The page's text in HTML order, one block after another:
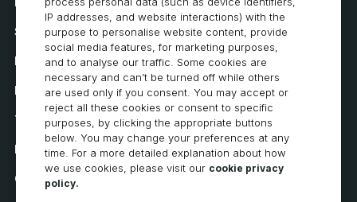
Systemkrav
Integritet
Integritetspolicy
Tillgänglighetsutlåtande
Policy för cookies
Cookie Preferences
IP addresses, and website interactions) with the
purpose to personalise website content, provide
social media features, for marketing purposes,
and to analyse our traffic. Some cookies are
necessary and can’t be turned off while others
are used only if you consent. You may accept or
reject all these cookies or consent to specific
purposes, by clicking the appropriate buttons
below. You may change your preferences at any
time. For a more detailed explanation about how
we use cookies, please visit our cookie privacy
policy.